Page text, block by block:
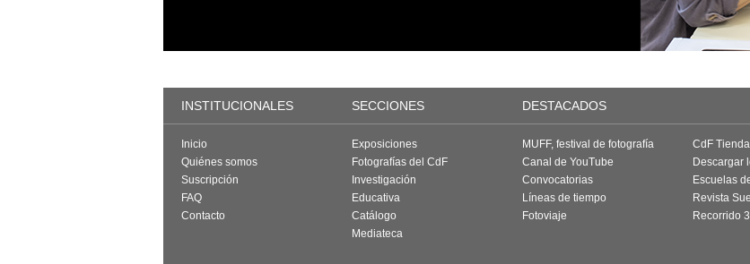
INSTITUCIONALES SECCIONES DESTACADOS
Inicio
Quiénes somos
Suscripción
FAQ
Contacto
Exposiciones
Fotografías del CdF
Investigación
Educativa
Catálogo
Mediateca
MUFF, festival de fotografía
Canal de YouTube
Convocatorias
Líneas de tiempo
Fotoviaje
CdF Tienda
Descargar
Escuelas
Revista
Recorrido